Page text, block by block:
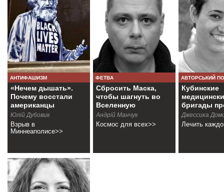
АНТИФАШИЗМ
«Нечем дышать».
Почему восстали
американцы
Юлій Дубовик
Взрыв в
Миннеаполисе>>
ФЕТВА
Сбросить Маска,
чтобы шагнуть во
Вселенную
Андрій Манчук
Космос для всех>>
АВТОРСЬКИЙ
Кубинские
бригады
COVID-19
Джессика
Лечить